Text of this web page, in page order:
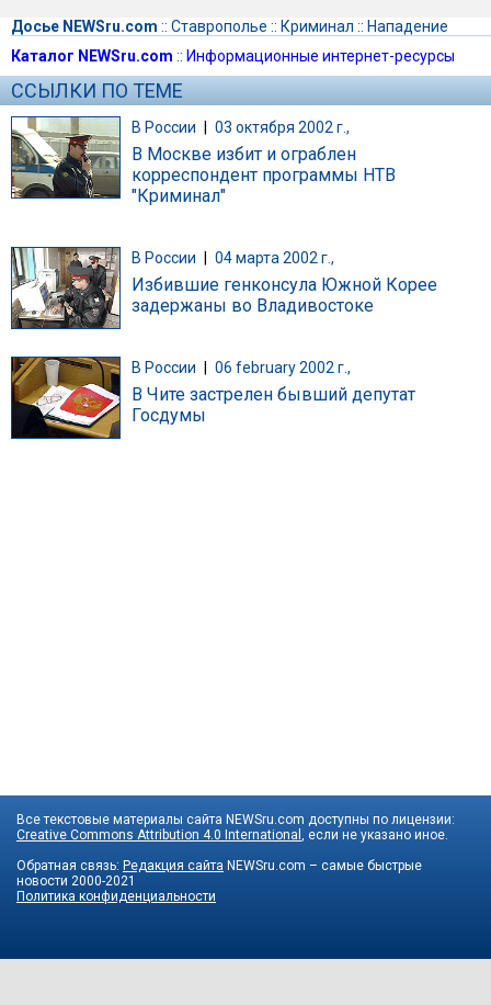
Досье NEWSru.com :: Ставрополье :: Криминал :: Нападение
Каталог NEWSru.com :: Информационные интернет-ресурсы
ССЫЛКИ ПО ТЕМЕ
В России | 03 октября 2002 г.,
В Москве избит и ограблен
корреспондент программы НТВ
"Криминал"
В России 04 марта 2002 г.,
Избившие генконсула Южной Корее
задержаны во Владивостоке
В России 06 february 2002 г.,
В Чите застрелен бывший депутат
Госдумы
Все текстовые материалы сайта NEWSru.com доступны по лицензии:
Creative Commons Attribution 4.0 International , если не указано иное.
Обратная связь: Редакция сайта NEWSru.com – самые быстрые
новости 2000-2021
Политика конфиденциальности